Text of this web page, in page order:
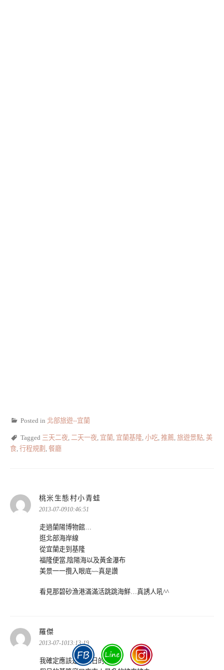
Posted in 北部旅遊--宜蘭
Tagged 三天二夜, 二天一夜, 宜蘭, 宜蘭基隆, 小吃, 推薦, 旅遊景點, 美
食, 行程規劃 , 餐廳
桃米生態村小青蛙
2013-07-0910:46:51
走過蘭陽博物館…
逛北部海岸線
從宜蘭走到基隆
福隆便當,陰陽海以及黃金瀑布
美景一一攬入眼底~~真是讚
看見那碧砂漁港滿滿活跳跳海鮮…真誘人吼^^
羅傑
示:
2013-07-1013:13:19
我確定應該是非假日的關係